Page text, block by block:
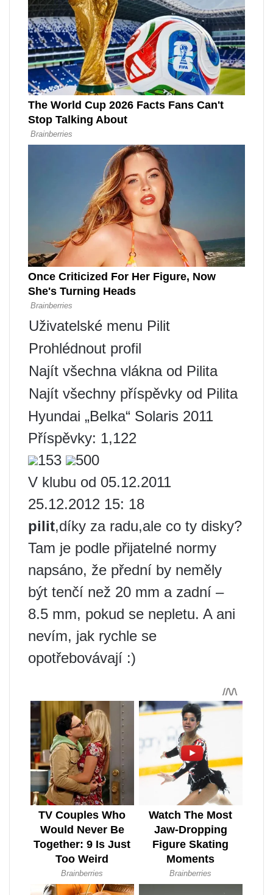
Uživatelské menu Pilit
Prohlédnout profil
Najít všechna vlákna od Pilita
Najít všechny příspěvky od Pilita
Hyundai „Belka“ Solaris 2011
Příspěvky: 1,122
153
500
V klubu od 05.12.2011
25.12.2012 15: 18
pilit,díky za radu,ale co ty disky?
Tam je podle přijatelné normy
napsáno, že přední by neměly
být tenčí než 20 mm a zadní –
8.5 mm, pokud se nepletu. A ani
nevím, jak rychle se
opotřebovávají :)